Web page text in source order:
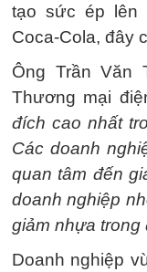
tạo sức ép lên
Coca-Cola, đây
Ông Trần Văn
Thương mại
đích cao nhất
Các doanh
quan tâm đến
doanh nghiệp
giảm nhựa trong
Doanh nghiệp